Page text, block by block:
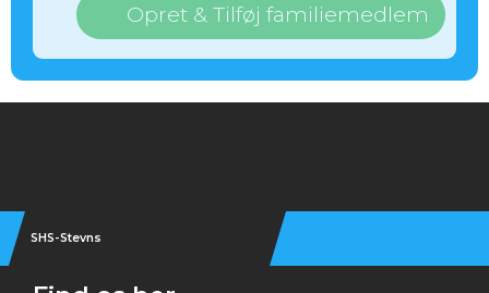
Opret & Tilføj familiemedlem
SHS-Stevns